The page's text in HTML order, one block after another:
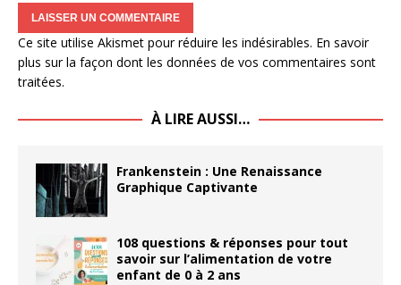
Ce site utilise Akismet pour réduire les indésirables. En savoir
plus sur la façon dont les données de vos commentaires sont
traitées.
À LIRE AUSSI…
Frankenstein : Une Renaissance
Graphique Captivante
108 questions & réponses pour tout
savoir sur l’alimentation de votre
enfant de 0 à 2 ans